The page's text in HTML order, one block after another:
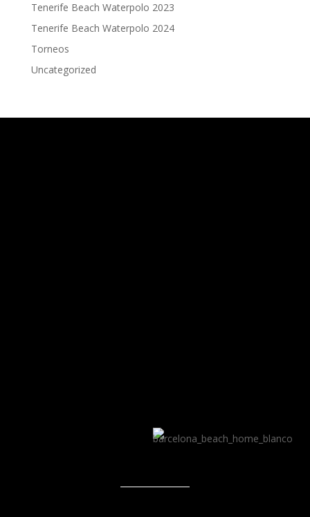
Tenerife Beach Waterpolo 2023
Tenerife Beach Waterpolo 2024
Torneos
Uncategorized